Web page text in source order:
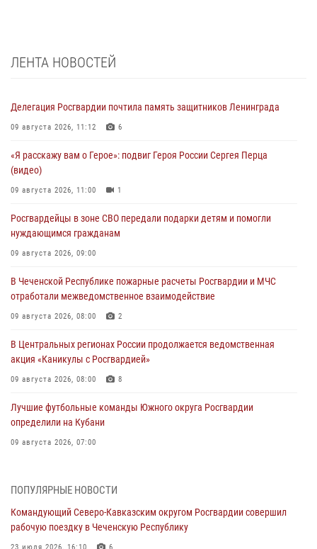
ЛЕНТА НОВОСТЕЙ
Делегация Росгвардии почтила память защитников Ленинграда
09 августа 2026, 11:12 6
«Я расскажу вам о Герое»: подвиг Героя России Сергея Перца
(видео)
09 августа 2026, 11:00 1
Росгвардейцы в зоне СВО передали подарки детям и помогли
нуждающимся гражданам
09 августа 2026, 09:00
В Чеченской Республике пожарные расчеты Росгвардии и МЧС
отработали межведомственное взаимодействие
09 августа 2026, 08:00 2
В Центральных регионах России продолжается ведомственная
акция «Каникулы с Росгвардией»
09 августа 2026, 08:00 8
Лучшие футбольные команды Южного округа Росгвардии
определили на Кубани
09 августа 2026, 07:00
(видео)
Росгвардейцы провели занятие по стрелковой подготовке для
ПОПУЛЯРНЫЕ НОВОСТИ
Командующий Северо-Кавказским округом Росгвардии совершил
рабочую поездку в Чеченскую Республику
23 июля 2026, 16:10 6